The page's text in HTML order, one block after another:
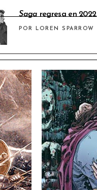
Saga regresa en 2022
POR LOREN SPARROW